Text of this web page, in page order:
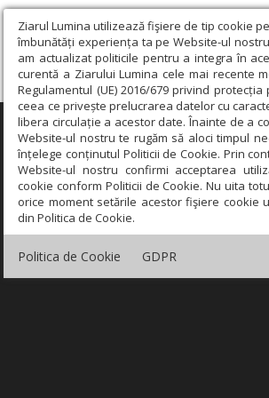
Ziarul Lumina utilizează fişiere de tip cookie
îmbunătăți experiența ta pe Website-ul
am actualizat politicile pentru a integra în
curentă a Ziarului Lumina cele mai recente
Regulamentul (UE) 2016/679 privind
ceea ce privește prelucrarea datelor cu
libera circulație a acestor date. Înainte de a
Website-ul nostru te rugăm să aloci timpul
înțelege conținutul Politicii de Cookie. Prin
Website-ul nostru confirmi acceptarea
cookie conform Politicii de Cookie. Nu uita
orice moment setările acestor fişiere cookie
din Politica de Cookie.
Politica de Cookie GDPR